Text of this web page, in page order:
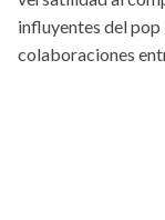
influyentes del
colaboraciones